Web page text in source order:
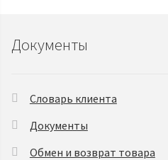
Документы
Словарь клиента
Документы
Обмен и возврат товара